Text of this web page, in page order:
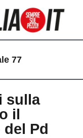
77
sulla
il
Pd